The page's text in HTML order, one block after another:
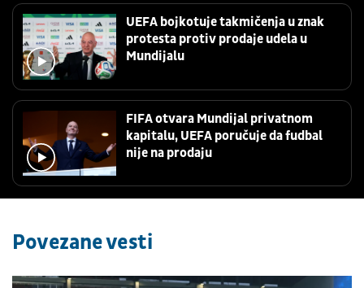
UEFA bojkotuje takmičenja u znak
protesta protiv prodaje udela u
Mundijalu
FIFA otvara Mundijal privatnom
kapitalu, UEFA poručuje da fudbal
nije na prodaju
Povezane vesti